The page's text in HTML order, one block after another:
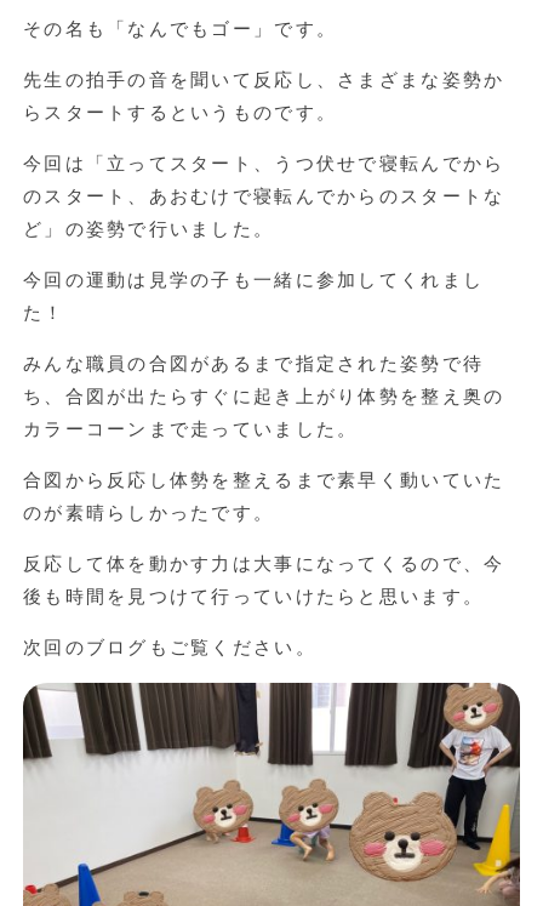
その名も「なんでもゴー」です。
先生の拍手の音を聞いて反応し、さまざまな姿勢か
らスタートするというものです。
今回は「立ってスタート、うつ伏せで寝転んでから
のスタート、あおむけで寝転んでからのスタートな
ど」の姿勢で行いました。
今回の運動は見学の子も一緒に参加してくれまし
た！
みんな職員の合図があるまで指定された姿勢で待
ち、合図が出たらすぐに起き上がり体勢を整え奥の
カラーコーンまで走っていました。
合図から反応し体勢を整えるまで素早く動いていた
のが素晴らしかったです。
反応して体を動かす力は大事になってくるので、今
後も時間を見つけて行っていけたらと思います。
次回のブログもご覧ください。